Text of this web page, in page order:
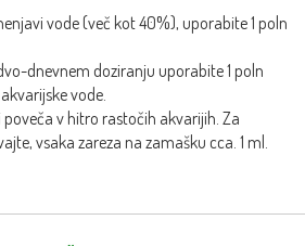
vode (več kot 40%), uporabite 1 poln
dnevnem doziranju uporabite 1 poln
vode.
poveča v hitro rastočih akvarijih. Za
vsaka zareza na zamašku cca. 1 ml.